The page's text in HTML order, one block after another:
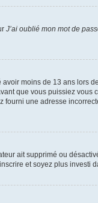
J’ai oublié mon mot de
moins de 13 ans lors
que vous puissiez vous
fourni une adresse
ait supprimé ou
et soyez plus investi